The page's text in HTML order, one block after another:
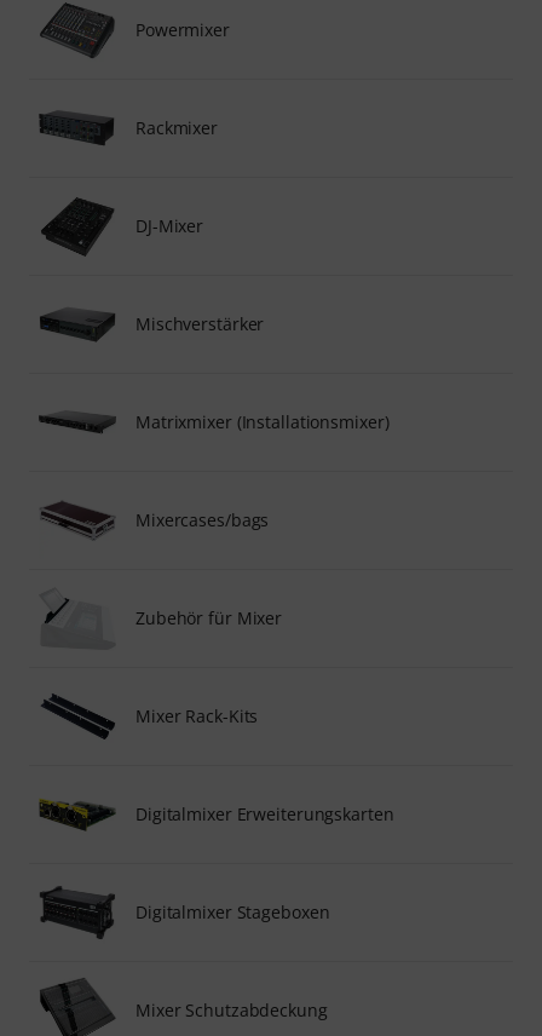
Powermixer
Rackmixer
DJ-Mixer
Mischverstärker
Matrixmixer (Installationsmixer)
Mixercases/bags
Zubehör für Mixer
Mixer Rack-Kits
Digitalmixer Erweiterungskarten
Digitalmixer Stageboxen
Mixer Schutzabdeckung